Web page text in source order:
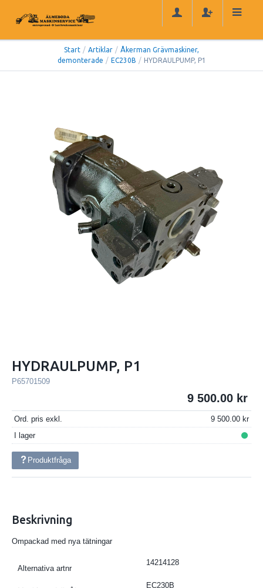
Start / Artiklar / Åkerman Grävmaskiner,
demonterade / EC230B / HYDRAULPUMP, P1
HYDRAULPUMP, P1
P65701509
9 500.00
Ord. pris exkl.
9 500.00
I lager
Produktfråga
Beskrivning
Ompackad med nya tätningar
Alternativa artnr
14214128
EC230B